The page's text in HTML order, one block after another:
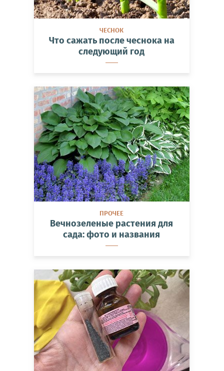
ЧЕСНОК
Что сажать после чеснока на
следующий год
ПРОЧЕЕ
Вечнозеленые растения для
сада: фото и названия